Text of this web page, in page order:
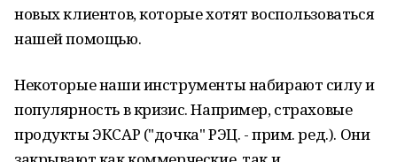
новых клиентов, которые хотят воспользоваться
нашей помощью.
Некоторые наши инструменты набирают силу и
популярность в кризис. Например, страховые
продукты ЭКСАР ("дочка" РЭЦ. - прим. ред.). Они